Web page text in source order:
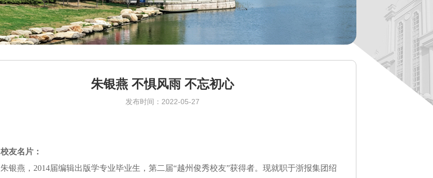
朱银燕 不惧风雨 不忘初心
发布时间：2022-05-27
校友名片：
朱银燕， 2014届编辑出版学专业毕业生 ，第二届“越州俊秀校友”获得者。现就职于浙报集团绍